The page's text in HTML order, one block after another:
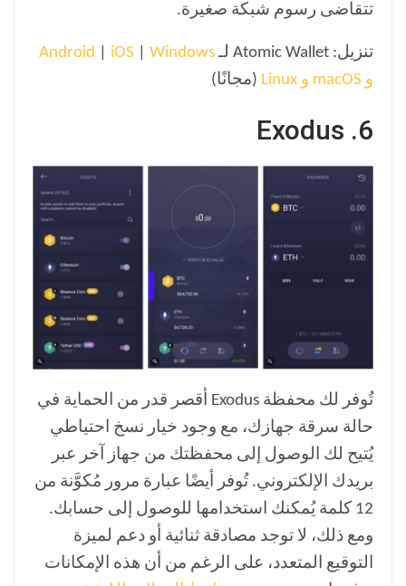
تتقاضى رسوم شبكة صغيرة.
تنزيل: Atomic Wallet لـ Android iOS
Windows
و macOS و Linux
(مجانًا)
6. Exodus
تُوفر لك محفظة Exodus أقصر قدر من الحماية في
حالة سرقة جهازك، مع وجود خيار نسخ احتياطي
يُتيح لك الوصول إلى محفظتك من جهاز آخر عبر
بريدك الإلكتروني. تُوفر أيضًا عبارة مرور مُكوَّنة من
12 كلمة يُمكنك استخدامها للوصول إلى حسابك.
ومع ذلك، لا توجد مصادقة ثنائية أو دعم لميزة
التوقيع المتعدد، على الرغم من أن هذه الإمكانات